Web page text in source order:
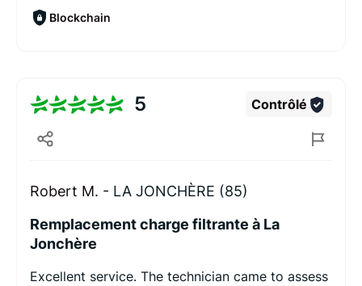
Blockchain
5 Contrôlé
Robert M. - LA JONCHÈRE (85)
Remplacement charge filtrante à La
Jonchère
Excellent service. The technician came to assess